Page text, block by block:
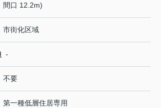
間口 12.2m)
市街化区域
-
不要
第一種低層住居専用